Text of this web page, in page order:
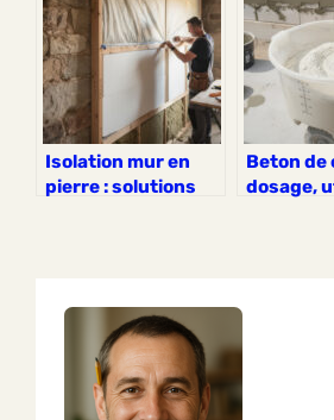
Isolation mur en
pierre : solutions
Beton de
dosage,